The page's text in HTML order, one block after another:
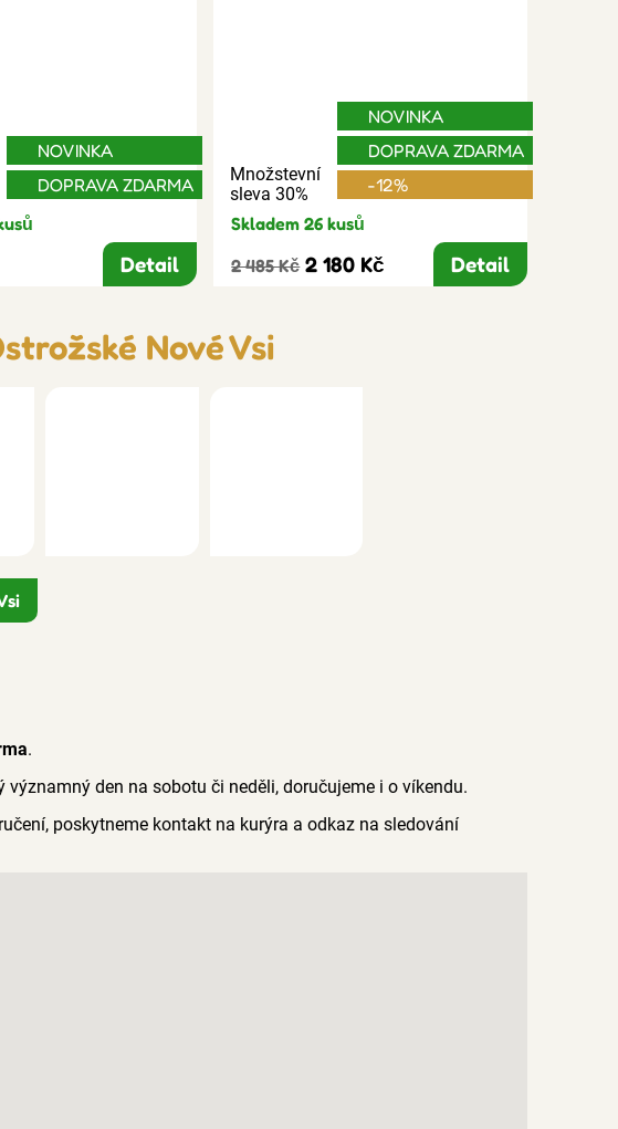
NOVINKA
DOPRAVA ZDARMA
Detail
Množstevní
sleva 30%
NOVINKA
DOPRAVA ZDARMA
-12%
Skladem 26 kusů
2 485 Kč 2 180 Kč Detail
Nové Vsi
.
den na sobotu či neděli, doručujeme i o víkendu.
poskytneme kontakt na kurýra a odkaz na sledování